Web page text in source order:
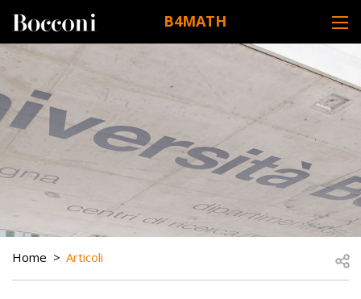
B4MATH
DESK NAVIGATION
BREADCRUMB
Home Articoli